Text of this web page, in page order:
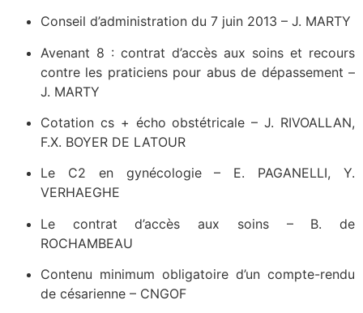
Conseil d’administration du 7 juin 2013 – J. MARTY
Avenant 8 : contrat d’accès aux soins et recours
contre les praticiens pour abus de dépassement –
J. MARTY
Cotation cs + écho obstétricale – J. RIVOALLAN,
F.X. BOYER DE LATOUR
Le C2 en gynécologie – E. PAGANELLI, Y.
VERHAEGHE
Le contrat d’accès aux soins – B. de
ROCHAMBEAU
Contenu minimum obligatoire d’un compte-rendu
de césarienne – CNGOF